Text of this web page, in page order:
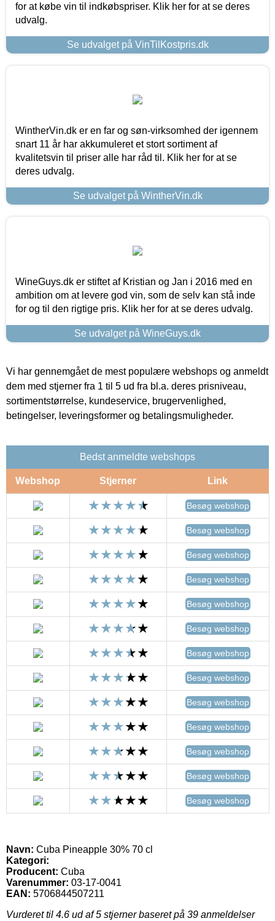
for at købe vin til indkøbspriser. Klik her for at se deres
udvalg.
Se udvalget på VinTilKostpris.dk
WintherVin.dk er en far og søn-virksomhed der igennem
snart 11 år har akkumuleret et stort sortiment af
kvalitetsvin til priser alle har råd til. Klik her for at se
deres udvalg.
Se udvalget på WintherVin.dk
WineGuys.dk er stiftet af Kristian og Jan i 2016 med en
ambition om at levere god vin, som de selv kan stå inde
for og til den rigtige pris. Klik her for at se deres udvalg.
Se udvalget på WineGuys.dk
Vi har gennemgået de mest populære webshops og anmeldt
dem med stjerner fra 1 til 5 ud fra bl.a. deres prisniveau,
sortimentstørrelse, kundeservice, brugervenlighed,
betingelser, leveringsformer og betalingsmuligheder.
Bedst anmeldte webshops
Webshop Stjerner Link
Besøg webshop
Besøg webshop
Besøg webshop
Besøg webshop
Besøg webshop
Besøg webshop
Besøg webshop
Besøg webshop
Besøg webshop
Besøg webshop
Besøg webshop
Besøg webshop
Besøg webshop
Navn: Cuba Pineapple 30% 70 cl
Kategori:
Producent: Cuba
Varenummer: 03-17-0041
EAN: 5706844507211
Vurderet til 4.6 ud af 5 stjerner baseret på 39 anmeldelser